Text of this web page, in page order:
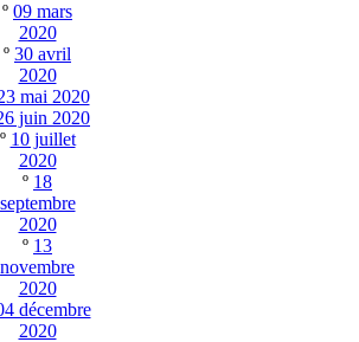
º 09 mars
2020
º 30 avril
2020
mai 2020
juin 2020
º 10 juillet
2020
º 18
septembre
2020
º 13
novembre
2020
décembre
2020